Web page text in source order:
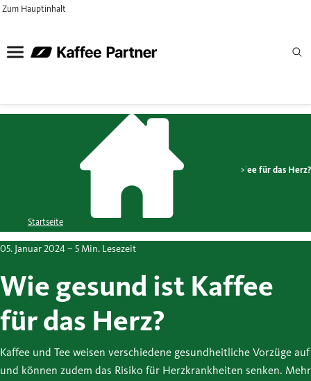
Zum Hauptinhalt
Startseite
Kaffee & Gesundheit Wie gesund ist Kaffee für das Herz?
05. Januar 2024– 5 Min. Lesezeit
Wie gesund ist Kaffee
für das Herz?
Kaffee und Tee weisen verschiedene gesundheitliche Vorzüge auf
und können zudem das Risiko für Herzkrankheiten senken. Mehr